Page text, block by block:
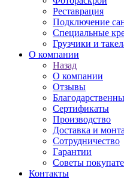
Реставрация
Подключение
Специальные
Грузчики и
О компании
Назад
О компании
Отзывы
Сертификаты
Производство
Доставка и
Сотрудничество
Гарантии
Советы
Контакты